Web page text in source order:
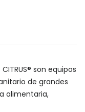
son equipos
de grandes
alimentaria,